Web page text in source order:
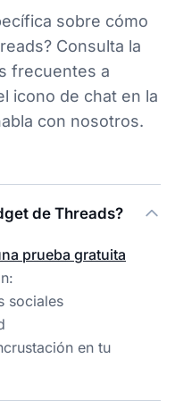
sobre cómo
Consulta la
frecuentes a
icono de chat en la
con nosotros.
de Threads?
prueba gratuita
sociales
en tu